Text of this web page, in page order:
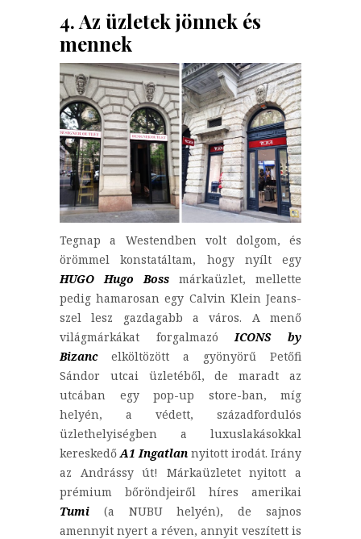
4. Az üzletek jönnek és
mennek
Tegnap a Westendben volt dolgom, és
örömmel konstatáltam, hogy nyílt egy
HUGO Hugo Boss márkaüzlet, mellette
pedig hamarosan egy Calvin Klein Jeans-
szel lesz gazdagabb a város. A menő
világmárkákat forgalmazó ICONS by
Bizancelköltözött a gyönyörű Petőfi
Sándor utcai üzletéből, de maradt az
utcában egy pop-up store-ban, míg
helyén, a védett, századfordulós
üzlethelyiségben a luxuslakásokkal
kereskedő A1 Ingatlan nyitott irodát. Irány
az Andrássy út! Márkaüzletet nyitott a
prémium bőröndjeiről híres amerikai
Tumi (a NUBU helyén), de sajnos
amennyit nyert a réven, annyit veszített is